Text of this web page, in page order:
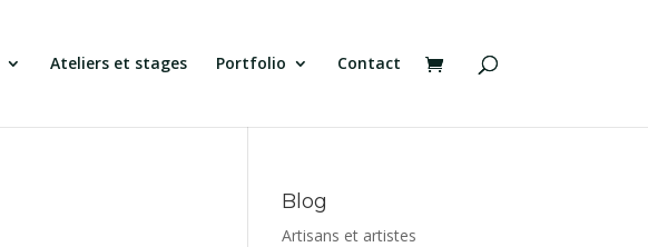
Ateliers et stages Portfolio Contact
Blog
Artisans et artistes